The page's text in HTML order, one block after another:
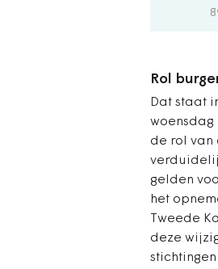
Rol
Dat staat
woensdag
de rol van
gelden
het
Tweede
deze